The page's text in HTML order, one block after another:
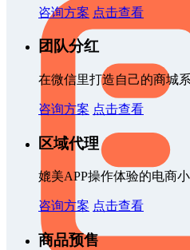
咨询方案 点击查看
团队分红
在微信里打造自己的商城
咨询方案 点击查看
区域代理
媲美APP操作体验的电商
咨询方案 点击查看
商品预售